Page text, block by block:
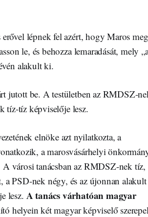
lépnek fel azért, hogy Maros
le, és behozza lemaradását, mely
alakult ki.
jutott be. A testületben az RMDSZ-
tíz-tíz képviselője lesz.
elnöke azt nyilatkozta, a
a marosvásárhelyi
városi tanácsban az RMDSZ-nek tíz,
PSD-nek négy, és az újonnan alakult
lesz. A tanács várhatóan magyar
helyein két magyar képviselő